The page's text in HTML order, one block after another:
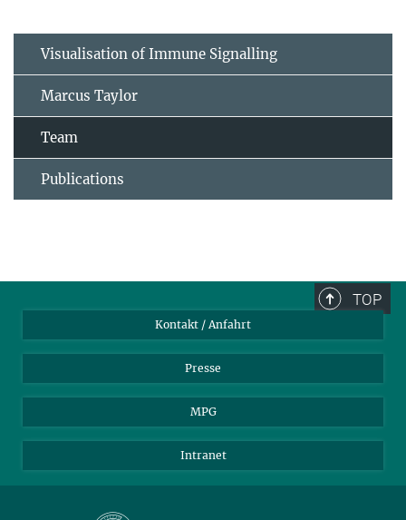
Visualisation of Immune Signalling
Marcus Taylor
Team
Publications
TOP
Kontakt / Anfahrt
Presse
MPG
Intranet